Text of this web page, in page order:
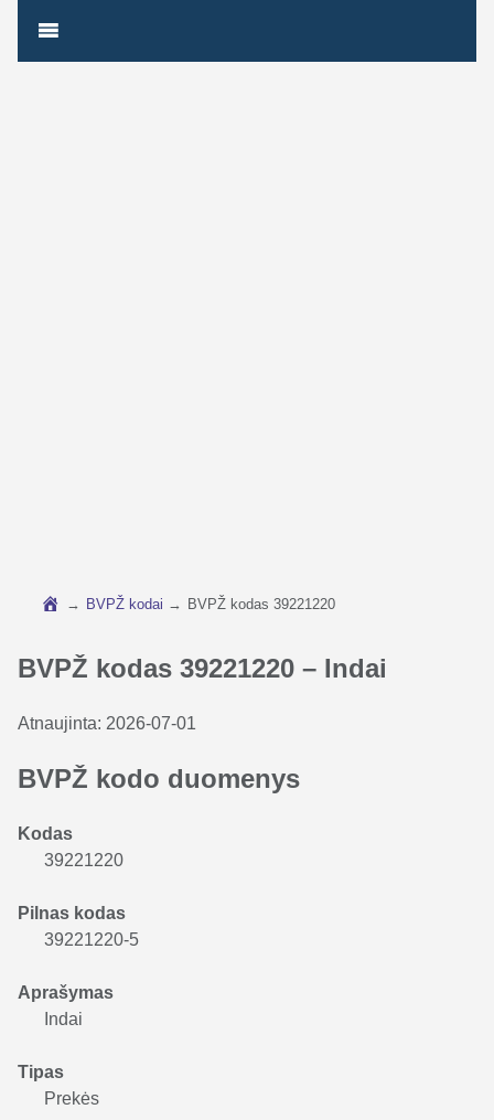
→ BVPŽ kodai → BVPŽ kodas 39221220
BVPŽ kodas 39221220 – Indai
Atnaujinta: 2026-07-01
BVPŽ kodo duomenys
Kodas
39221220
Pilnas kodas
39221220-5
Aprašymas
Indai
Tipas
Prekės